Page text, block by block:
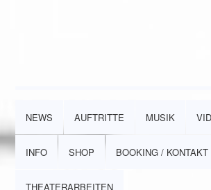
NEWS AUFTRITTE MUSIK
INFO SHOP BOOKING / KONTAKT
THEATERARBEITEN